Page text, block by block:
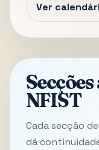
Ver
NFIST
Cada secção
dá